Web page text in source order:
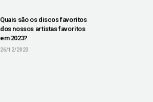
Quais são os discos favoritos
dos nossos artistas favoritos
em 2023?
26/12/2023